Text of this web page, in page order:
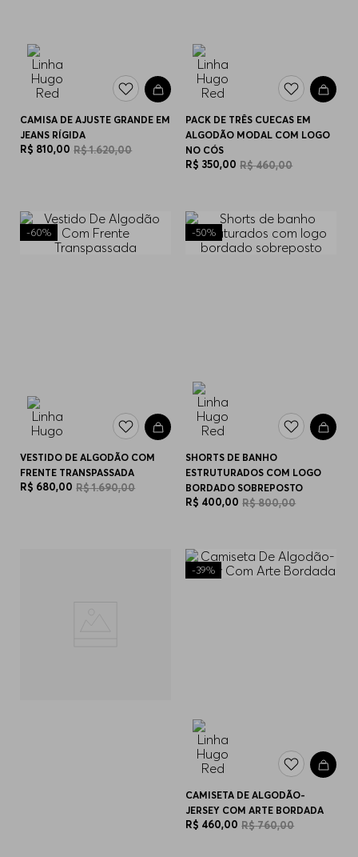
CAMISA DE AJUSTE GRANDE EM
JEANS RÍGIDA
R$ 810,00 R$1.620,00
PACK DE TRÊS CUECAS EM
ALGODÃO MODAL COM LOGO
NO CÓS
R$ 350,00 R$460,00
-60%
VESTIDO DE ALGODÃO COM
FRENTE TRANSPASSADA
R$ 680,00 R$1.690,00
-50%
SHORTS DE BANHO
ESTRUTURADOS COM LOGO
BORDADO SOBREPOSTO
R$ 400,00 R$800,00
-39%
CAMISETA DE ALGODÃO-
JERSEY COM ARTE BORDADA
R$ 460,00 R$760,00